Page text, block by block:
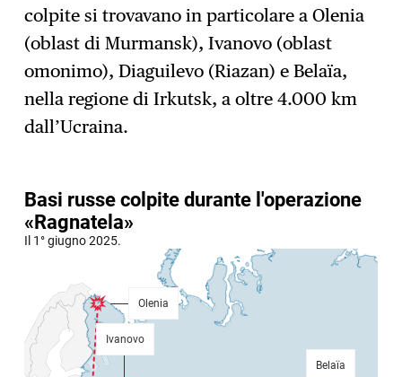
colpite si trovavano in particolare a Olenia
(oblast di Murmansk), Ivanovo (oblast
omonimo), Diaguilevo (Riazan) e Belaïa,
nella regione di Irkutsk, a oltre 4.000 km
dall’Ucraina.